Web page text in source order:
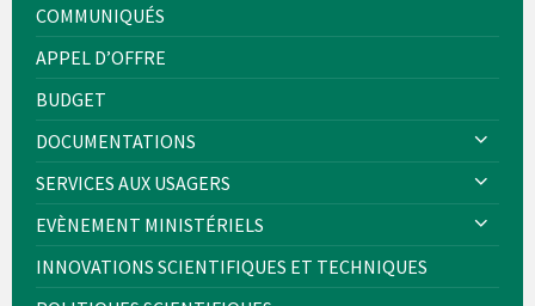
COMMUNIQUÉS
APPEL D’OFFRE
BUDGET
DOCUMENTATIONS
SERVICES AUX USAGERS
EVÈNEMENT MINISTÉRIELS
INNOVATIONS SCIENTIFIQUES ET TECHNIQUES